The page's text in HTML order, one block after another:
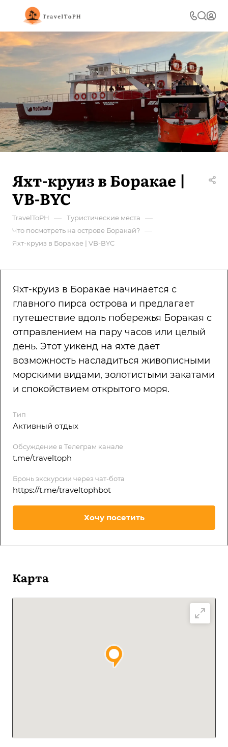
Яхт-круиз в Боракае |
VB-BYC
TravelToPH — Туристические места —
Что посмотреть на острове Боракай? —
Яхт-круиз в Боракае | VB-BYC
Яхт-круиз в Боракае начинается с
главного пирса острова и предлагает
путешествие вдоль побережья Боракая с
отправлением на пару часов или целый
день. Этот уикенд на яхте дает
возможность насладиться живописными
морскими видами, золотистыми закатами
и спокойствием открытого моря.
Тип
Активный отдых
Обсуждение в Телеграм канале
t.me/traveltoph
Бронь экскурсии через чат-бота
https://t.me/traveltophbot
Хочу посетить
Карта